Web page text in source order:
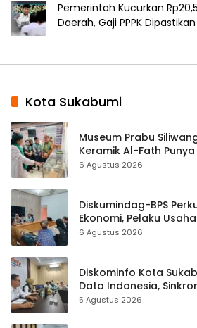
Pemerintah Kucurkan
Daerah, Gaji PPPK
Kota Sukabumi
Museum Prabu
Keramik Al-Fath
Hampir 500 Koleksi
6 Agustus 2026
Diskumindag-BPS
Ekonomi, Pelaku
Terbuka Beri Data
6 Agustus 2026
Diskominfo Kota
Data Indonesia,
Kewilayahan Dikebut
5 Agustus 2026